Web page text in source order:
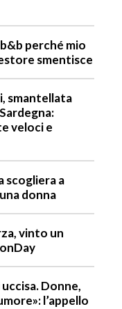
perché mio
smentisce
smantellata
veloci e
scogliera a
donna
vinto un
uccisa. Donne,
l’appello